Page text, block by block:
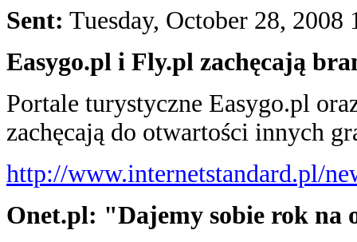
Sent: Tuesday, October 28, 2008
Easygo.pl i Fly.pl zachęcają
Portale turystyczne Easygo.pl
zachęcają do otwartości innych
http://www.internetstandard.pl/
Onet.pl: "Dajemy sobie rok na